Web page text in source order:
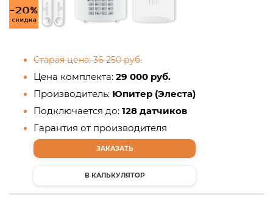
Старая цена: 36 250 руб.
Цена комплекта: 29 000 руб.
Производитель: Юпитер (Элеста)
Подключается до: 128 датчиков
Гарантия от производителя
ЗАКАЗАТЬ
В КАЛЬКУЛЯТОР